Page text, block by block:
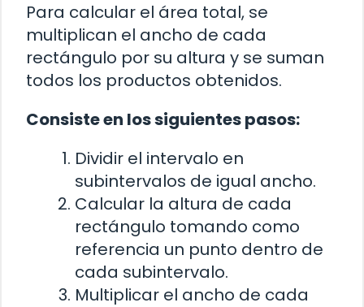
Para calcular el área total, se
multiplican el ancho de cada
rectángulo por su altura y se suman
todos los productos obtenidos.
Consiste en los siguientes pasos:
Dividir el intervalo en
subintervalos de igual ancho.
Calcular la altura de cada
rectángulo tomando como
referencia un punto dentro de
cada subintervalo.
Multiplicar el ancho de cada